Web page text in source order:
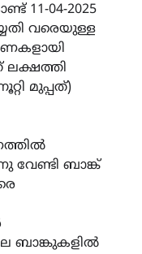
11-04-2025
വരെയുള്ള
ലക്ഷത്തി
മുപ്പത്)
വേണ്ടി ബാങ്ക്
ബാങ്കുകളിൽ